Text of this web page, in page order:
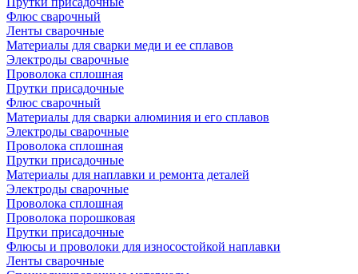
Флюс сварочный
Ленты сварочные
Материалы для сварки меди и ее сплавов
Электроды сварочные
Проволока сплошная
Прутки присадочные
Флюс сварочный
Материалы для сварки алюминия и его сплавов
Электроды сварочные
Проволока сплошная
Прутки присадочные
Материалы для наплавки и ремонта деталей
Электроды сварочные
Проволока сплошная
Проволока порошковая
Прутки присадочные
Флюсы и проволоки для износостойкой наплавки
Ленты сварочные